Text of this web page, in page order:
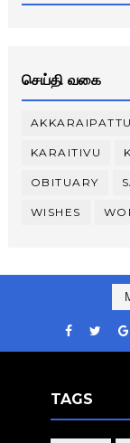
செய்தி வகை
AKKARAIPATTU
KARAITIVU
OBITUARY
WISHES
TAGS